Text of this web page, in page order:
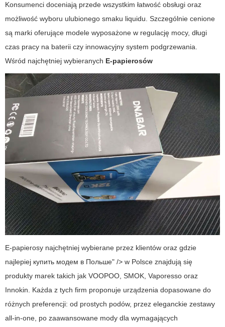
Konsumenci doceniają przede wszystkim łatwość obsługi oraz
możliwość wyboru ulubionego smaku liquidu. Szczególnie cenione
są marki oferujące modele wyposażone w regulację mocy, długi
czas pracy na baterii czy innowacyjny system podgrzewania.
Wśród najchętniej wybieranych E-papierosów
E-papierosy najchętniej wybierane przez klientów oraz gdzie
najlepiej купить модем в Польше" /> w Polsce znajdują się
produkty marek takich jak VOOPOO, SMOK, Vaporesso oraz
Innokin. Każda z tych firm proponuje urządzenia dopasowane do
różnych preferencji: od prostych podów, przez eleganckie zestawy
all-in-one, po zaawansowane mody dla wymagających